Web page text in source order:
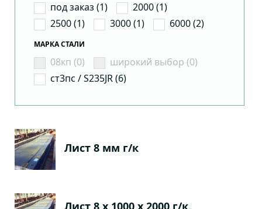
под заказ (1)
2000 (1)
2500 (1)
3000 (1) 6000 (2)
МАРКА СТАЛИ
08кп (0)
широкий выбор (0)
ст3пс / S235JR (6)
Лист 8 мм г/к
Лист 8 х 1000 х 2000 г/к,